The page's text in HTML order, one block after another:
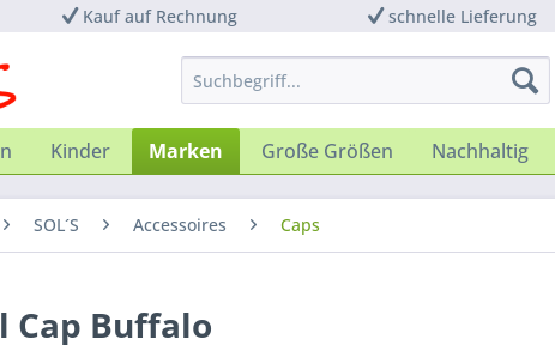
Kauf auf Rechnung schnelle Lieferung
Kinder Marken Große Größen Nachhaltig
SOL´S Accessoires Caps
Cap Buffalo